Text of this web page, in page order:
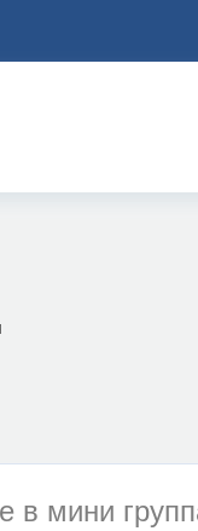
в мини